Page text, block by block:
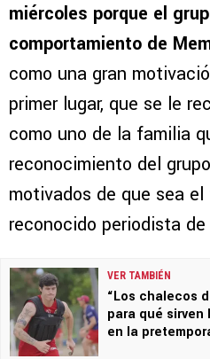
miércoles porque el
comportamiento de
como una gran
primer lugar, que se le
como uno de la familia
reconocimiento del
motivados de que sea
reconocido periodista de
VER TAMBIÉN
“Los chalecos
para qué sirven
en la